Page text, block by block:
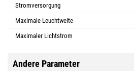
Stromversorgung
Maximale Leuchtweite
Maximaler Lichtstrom
Andere Parameter